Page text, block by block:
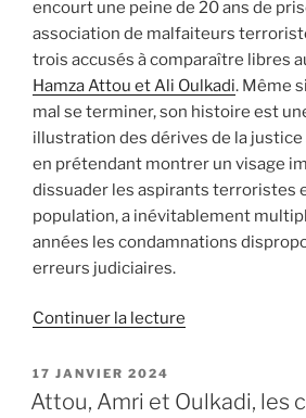
encourt une peine de 20 ans de
association de malfaiteurs
trois accusés à comparaître libres
Hamza Attou et Ali Oulkadi. Même
mal se terminer, son histoire est
illustration des dérives de la
en prétendant montrer un visage
dissuader les aspirants terroristes
population, a inévitablement
années les condamnations
erreurs judiciaires.
Continuer la lecture
et
PUBLIÉ
LE
17 JANVIER 2024
Attou, Amri et Oulkadi, les